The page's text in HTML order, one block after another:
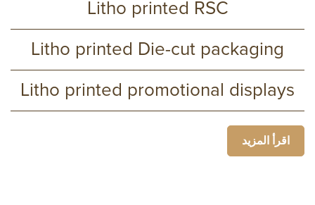
Litho printed RSC
Litho printed Die-cut packaging
Litho printed promotional displays
اقرأ المزيد